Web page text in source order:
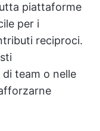
piattaforme
per i
reciproci.
team o nelle